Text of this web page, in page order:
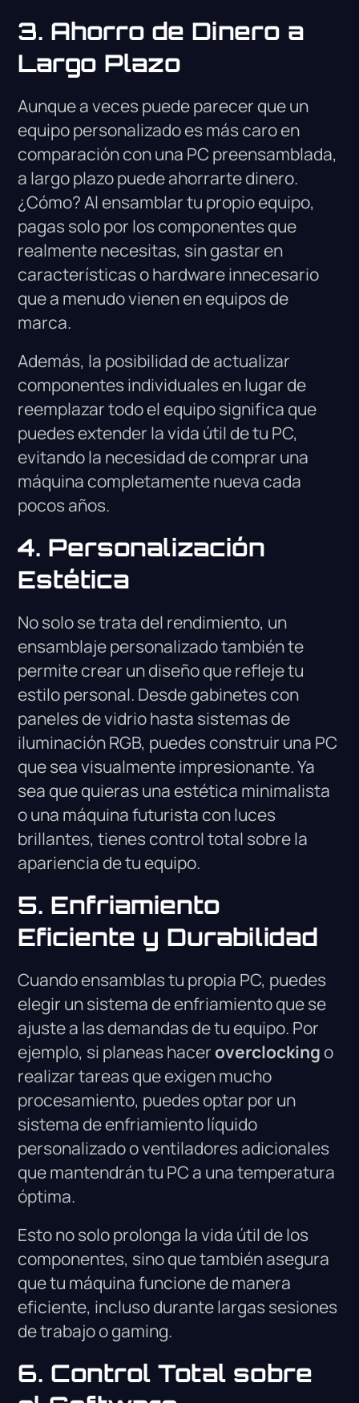
3. Ahorro de Dinero a
Largo Plazo
Aunque a veces puede parecer que un
equipo personalizado es más caro en
comparación con una PC preensamblada,
a largo plazo puede ahorrarte dinero.
¿Cómo? Al ensamblar tu propio equipo,
pagas solo por los componentes que
realmente necesitas, sin gastar en
características o hardware innecesario
que a menudo vienen en equipos de
marca.
Además, la posibilidad de actualizar
componentes individuales en lugar de
reemplazar todo el equipo significa que
puedes extender la vida útil de tu PC,
evitando la necesidad de comprar una
máquina completamente nueva cada
pocos años.
4. Personalización
Estética
No solo se trata del rendimiento, un
ensamblaje personalizado también te
permite crear un diseño que refleje tu
estilo personal. Desde gabinetes con
paneles de vidrio hasta sistemas de
iluminación RGB, puedes construir una PC
que sea visualmente impresionante. Ya
sea que quieras una estética minimalista
o una máquina futurista con luces
brillantes, tienes control total sobre la
apariencia de tu equipo.
5. Enfriamiento
Eficiente y Durabilidad
Cuando ensamblas tu propia PC, puedes
elegir un sistema de enfriamiento que se
ajuste a las demandas de tu equipo. Por
ejemplo, si planeas hacer overclockingo
realizar tareas que exigen mucho
procesamiento, puedes optar por un
sistema de enfriamiento líquido
personalizado o ventiladores adicionales
que mantendrán tu PC a una temperatura
óptima.
Esto no solo prolonga la vida útil de los
componentes, sino que también asegura
que tu máquina funcione de manera
eficiente, incluso durante largas sesiones
de trabajo o gaming.
6. Control Total sobre